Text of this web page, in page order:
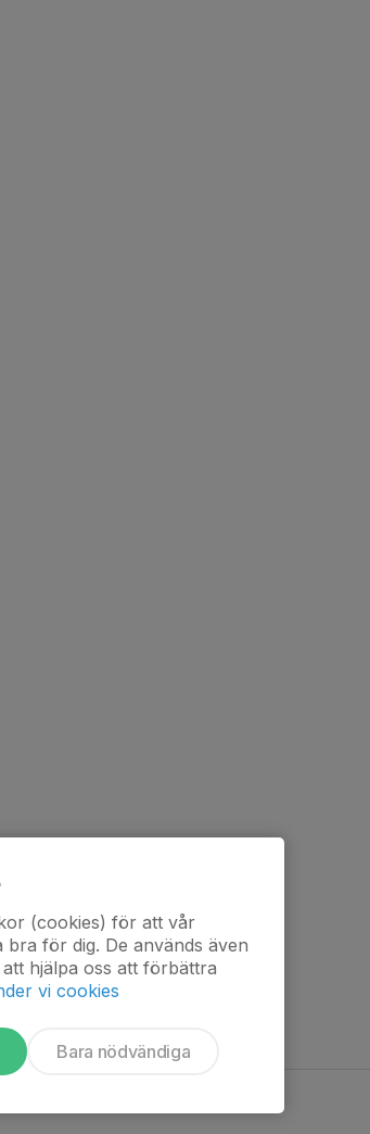
(cookies) för att vår
för dig. De används även
hjälpa oss att förbättra
vi cookies
Bara nödvändiga